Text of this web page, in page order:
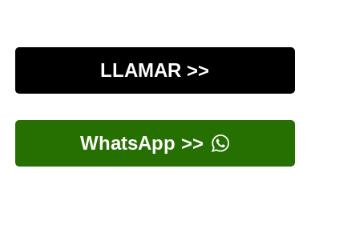
LLAMAR >>
WhatsApp >>